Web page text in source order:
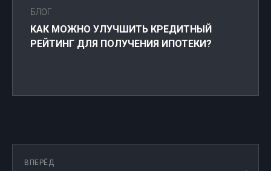
БЛОГ
КАК МОЖНО УЛУЧШИТЬ КРЕДИТНЫЙ
РЕЙТИНГ ДЛЯ ПОЛУЧЕНИЯ ИПОТЕКИ?
ВПЕРЁД